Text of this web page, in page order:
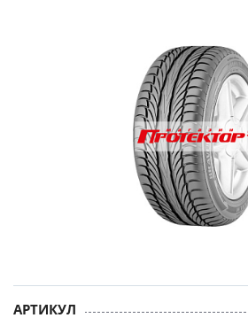
АРТИКУЛ